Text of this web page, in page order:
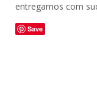
entregamos com
Save